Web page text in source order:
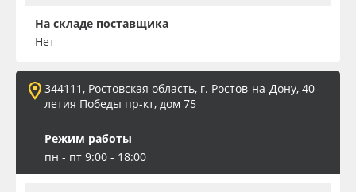
На складе поставщика
Нет
344111, Ростовская область, г. Ростов-на-Дону, 40-
летия Победы пр-кт, дом 75
Режим работы
пн - пт 9:00 - 18:00